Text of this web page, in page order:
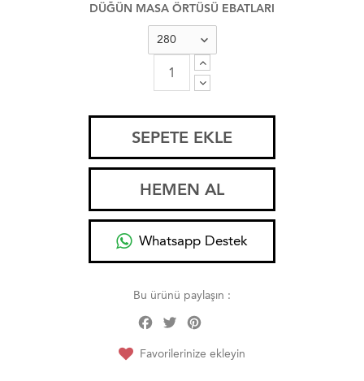
DÜĞÜN MASA ÖRTÜSÜ EBATLARI
SEPETE EKLE
HEMEN AL
Whatsapp Destek
Bu ürünü paylaşın :
Facebook
Twitter
Favorilerinize ekleyin